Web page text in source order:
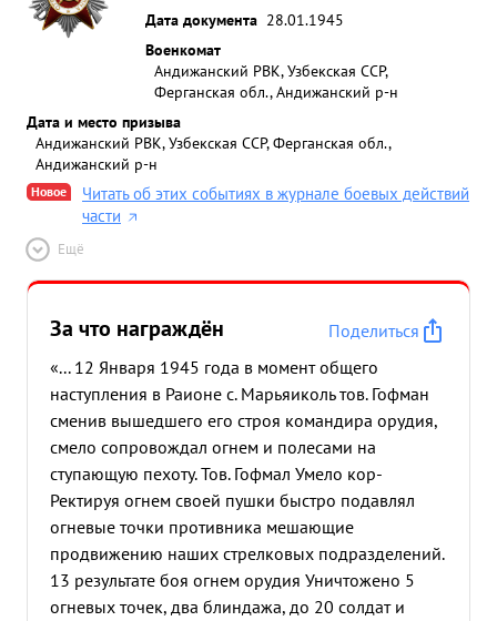
Дата документа 28.01.1945
Военкомат
Андижанский РВК, Узбекская ССР,
Ферганская обл., Андижанский р-н
Дата и место призыва
Андижанский РВК, Узбекская ССР, Ферганская обл.,
Андижанский р-н
Новое
Читать об этих событиях в журнале боевых действий
части
Ещё
За что награждён
Поделиться
«... 12 Января 1945 года в момент общего
наступления в Раионе с. Марьяиколь тов. Гофман
сменив вышедшего его строя командира орудия,
смело сопровождал огнем и полесами на
ступающую пехоту. Тов. Гофмал Умело кор-
Ректируя огнем своей пушки быстро подавлял
огневые точки противника мешающие
продвижению наших стрелковых подразделений.
13 результате боя огнем орудия Уничтожено 5
огневых точек, два блиндажа, до 20 солдат и